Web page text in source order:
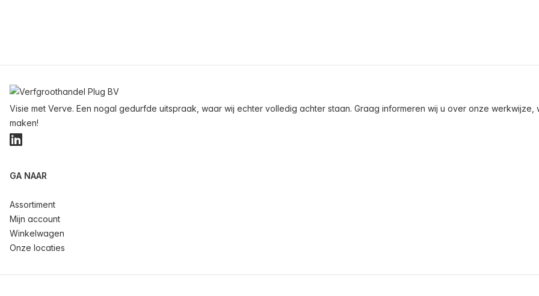
Visie met Verve. Een nogal gedurfde uitspraak, waar wij echter volledig achter staan. Graag informeren wij u over onze
maken!
LinkedIn
GA NAAR
Assortiment
Mijn account
Winkelwagen
Onze locaties